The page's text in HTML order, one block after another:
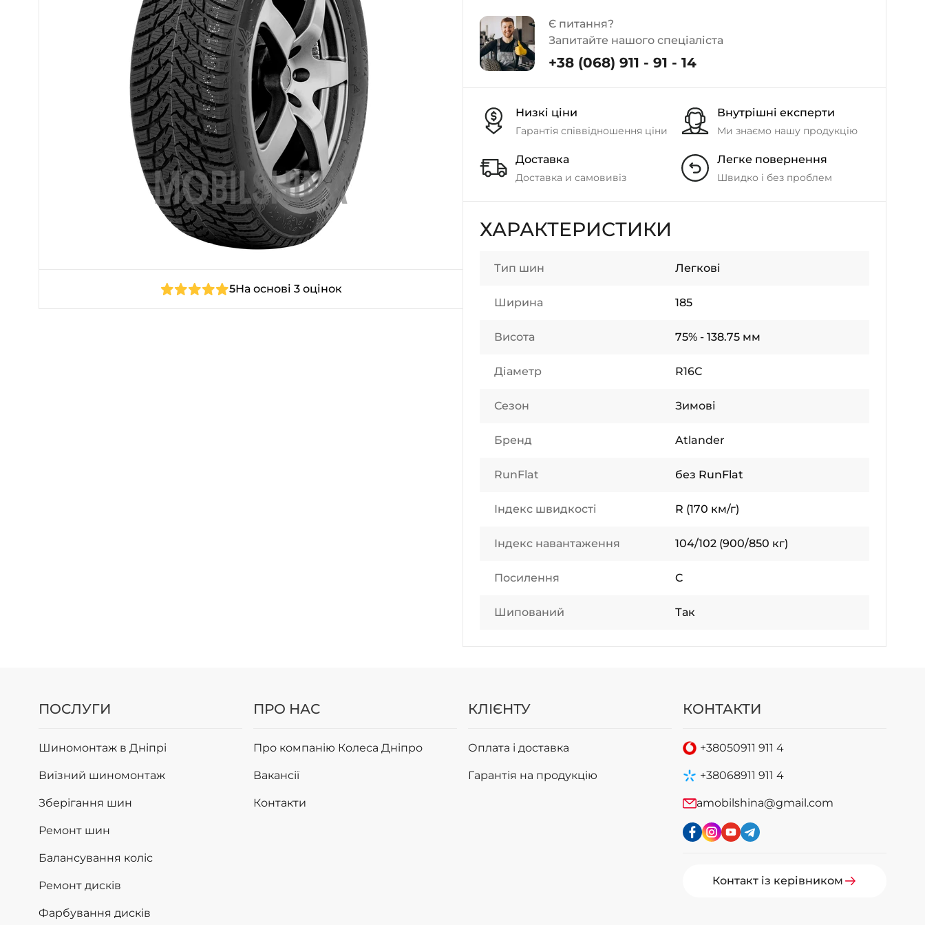
+38 (099)-643-33-77
- Тополь
- Калинова
5На основі 3 оцінок
Є питання?
Запитайте нашого спеціаліста
+38 (068) 911 - 91 - 14
Низкі ціни
Гарантія співвідношення ціни
Внутрішні експерти
Ми знаємо нашу продукцію
Доставка
Доставка и самовивіз
Легке повернення
Швидко і без проблем
ХАРАКТЕРИСТИКИ
Тип шин Легкові
Ширина 185
Висота 75% - 138.75 мм
Діаметр R16C
Сезон Зимові
Бренд Atlander
RunFlat без RunFlat
Індекс швидкості R (170 км/г)
Індекс навантаження 104/102 (900/850 кг)
Посилення C
Шипований Так
ПОСЛУГИ
Шиномонтаж в Дніпрі
Виїзний шиномонтаж
Зберігання шин
Ремонт шин
Балансування коліс
Ремонт дисків
Фарбування дисків
ПРО НАС
Про компанію Колеса Дніпро
Вакансії
Контакти
КЛІЄНТУ
Оплата і доставка
Гарантія на продукцію
КОНТАКТИ
+38050911 911 4
+38068911 911 4
amobilshina@gmail.com
Контакт із керівником